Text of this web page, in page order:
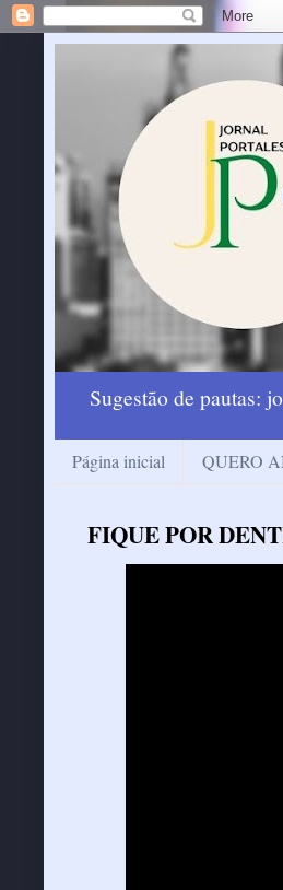
Sugestão de pautas:
Página inicial QUERO
FIQUE POR